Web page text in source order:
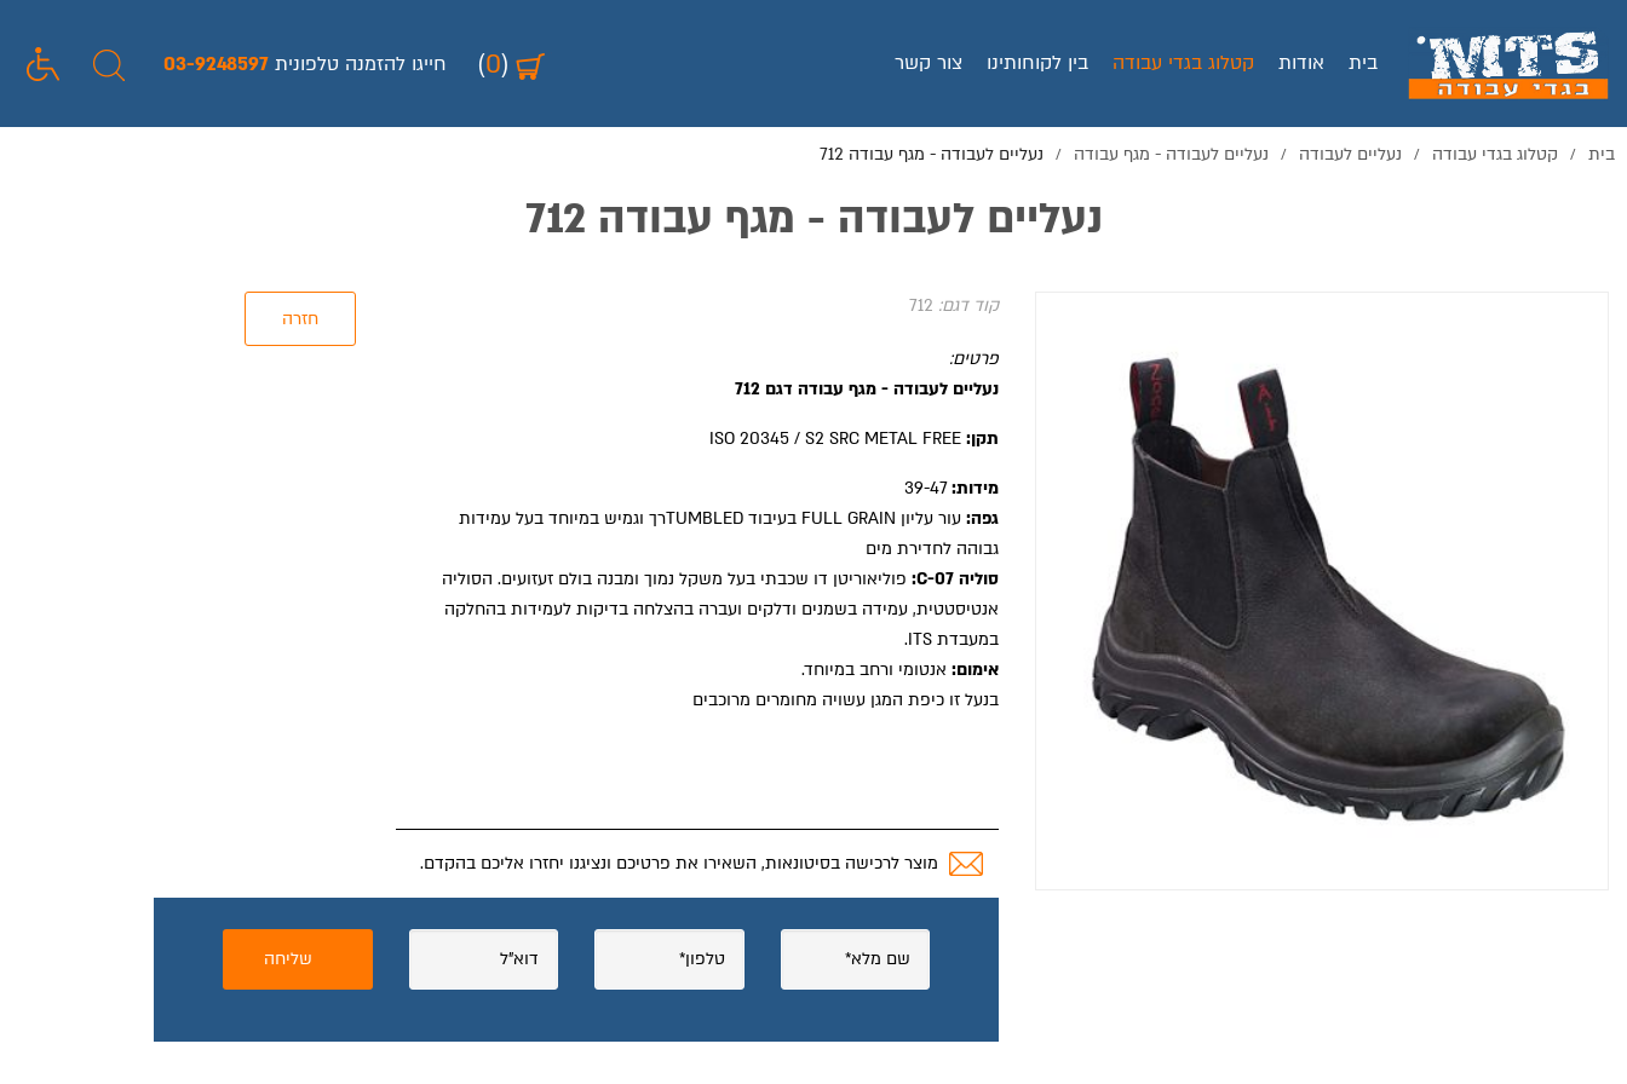
בית אודות קטלוג בגדי עבודה בין לקוחותינו צור קשר חייגו להזמנה טלפונית 03-9248597 (0)
בית / קטלוג בגדי עבודה / נעליים לעבודה / נעליים לעבודה - מגף עבודה / נעליים לעבודה - מגף עבודה 712
נעליים לעבודה - מגף עבודה 712
קוד דגם: 712
פרטים:
נעליים לעבודה - מגף עבודה דגם 712
תקן: ISO 20345 / S2 SRC METAL FREE
מידות:39-47
גפה:
עור עליון FULL GRAIN בעיבוד TUMBLEDרך וגמיש במיוחד בעל עמידות
גבוהה לחדירת מים
סוליה C-07:
פוליאוריטן דו שכבתי בעל משקל נמוך ומבנה בולם זעזועים. הסוליה
אנטיסטטית, עמידה בשמנים ודלקים ועברה בהצלחה בדיקות לעמידות בהחלקה
במעבדת ITS.
אימום: אנטומי ורחב במיוחד.
בנעל זו כיפת המגן עשויה מחומרים מרוכבים
מוצר לרכישה בסיטונאות, השאירו את פרטיכם ונציגנו יחזרו אליכם בהקדם.